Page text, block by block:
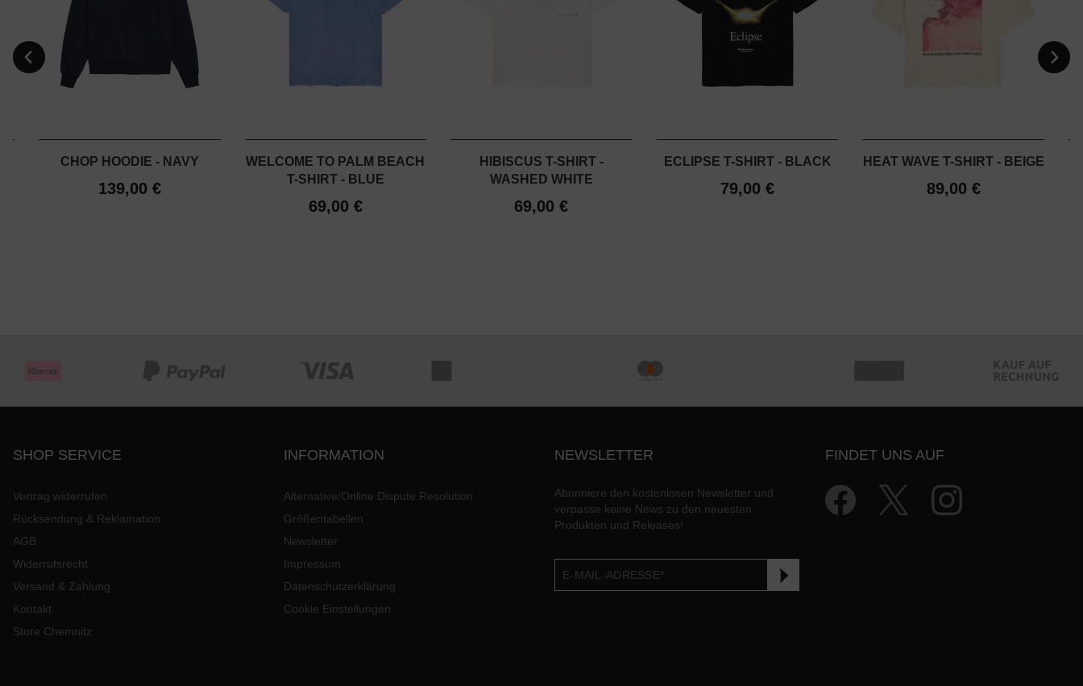
CHOP HOODIE - NAVY
139,00 €
WELCOME TO PALM BEACH
T-SHIRT - BLUE
69,00 €
HIBISCUS T-SHIRT -
WASHED WHITE
69,00 €
ECLIPSE T-SHIRT - BLACK
79,00 €
HEAT WAVE T-SHIRT - BEIGE
89,00 €
SHOP SERVICE
Vertrag widerrufen
Rücksendung & Reklamation
AGB
Widerrufsrecht
Versand & Zahlung
Kontakt
Store Chemnitz
INFORMATION
Alternative/Online Dispute Resolution
Größentabellen
Newsletter
Impressum
Datenschutzerklärung
Cookie Einstellungen
NEWSLETTER
Abonniere den kostenlosen Newsletter und
verpasse keine News zu den neuesten
Produkten und Releases!
FINDET UNS AUF